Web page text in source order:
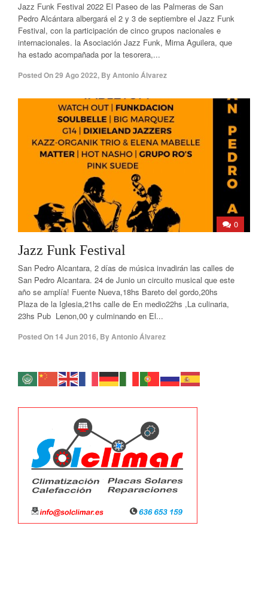
Jazz Funk Festival 2022 El Paseo de las Palmeras de San
Pedro Alcántara albergará el 2 y 3 de septiembre el Jazz Funk
Festival, con la participación de cinco grupos nacionales e
internacionales. la Asociación Jazz Funk, Mirna Aguilera, que
ha estado acompañada por la tesorera,...
Posted On29 Ago 2022, ByAntonio Álvarez
0
Jazz Funk Festival
San Pedro Alcantara, 2 días de música invadirán las calles de
San Pedro Alcantara. 24 de Junio un circuito musical que este
año se amplía! Fuente Nueva,18hs Bareto del gordo,20hs
Plaza de la Iglesia,21hs calle de En medio22hs ,La culinaria,
23hs Pub Lenon,00 y culminando en El...
Posted On 14 Jun 2016, ByAntonio Álvarez